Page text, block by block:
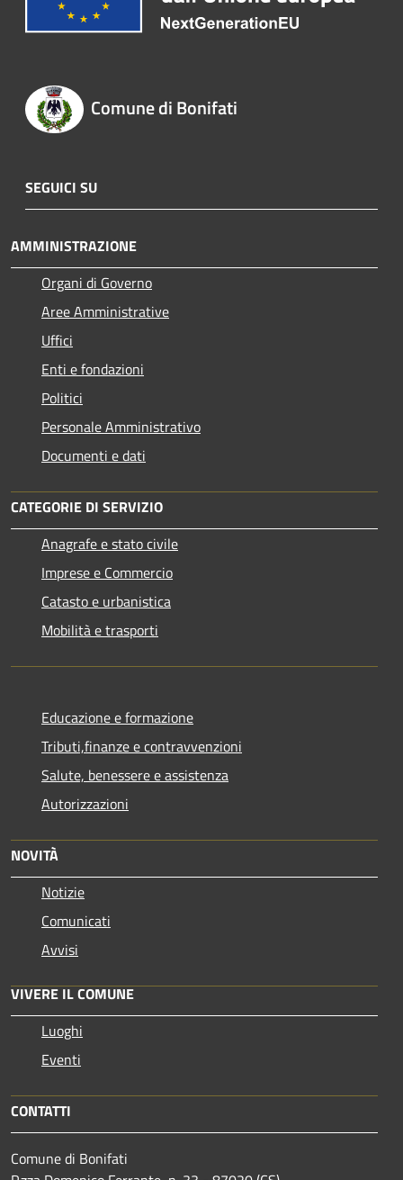
Comune di Bonifati
SEGUICI SU
AMMINISTRAZIONE
Organi di Governo
Aree Amministrative
Uffici
Enti e fondazioni
Politici
Personale Amministrativo
Documenti e dati
CATEGORIE DI SERVIZIO
Anagrafe e stato civile
Imprese e Commercio
Catasto e urbanistica
Mobilità e trasporti
Educazione e formazione
Tributi,finanze e contravvenzioni
Salute, benessere e assistenza
Autorizzazioni
NOVITÀ
Notizie
Comunicati
Avvisi
VIVERE IL COMUNE
Luoghi
Eventi
CONTATTI
Comune di Bonifati